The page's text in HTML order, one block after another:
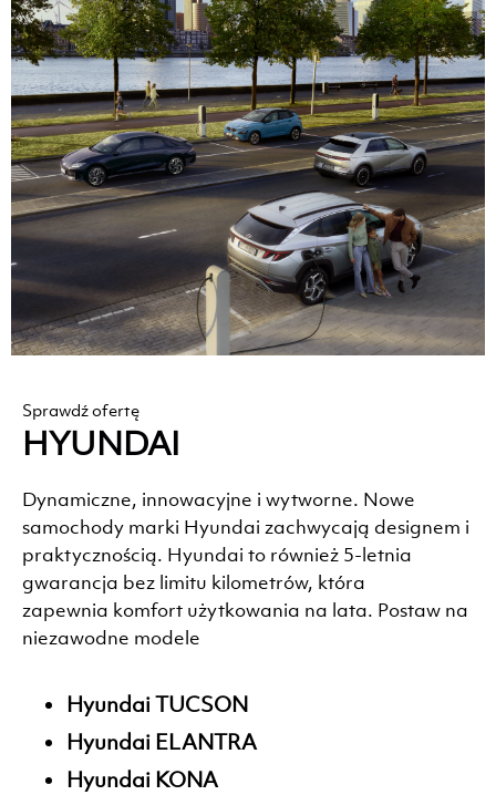
Sprawdź ofertę
HYUNDAI
Dynamiczne, innowacyjne i wytworne. Nowe
samochody marki Hyundai zachwycają designem i
praktycznością. Hyundai to również 5-letnia
gwarancja bez limitu kilometrów, która
zapewnia komfort użytkowania na lata. Postaw na
niezawodne modele
Hyundai TUCSON
Hyundai ELANTRA
Hyundai KONA